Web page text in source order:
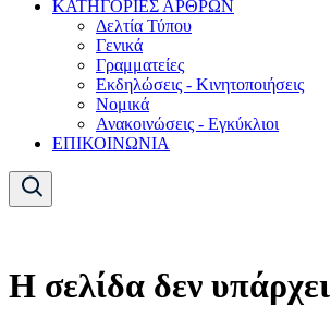
ΚΑΤΗΓΟΡΙΕΣ ΑΡΘΡΩΝ
Δελτία Τύπου
Γενικά
Γραμματείες
Εκδηλώσεις - Κινητοποιήσεις
Νομικά
Ανακοινώσεις - Εγκύκλιοι
ΕΠΙΚΟΙΝΩΝΙΑ
Η σελίδα δεν υπάρχει